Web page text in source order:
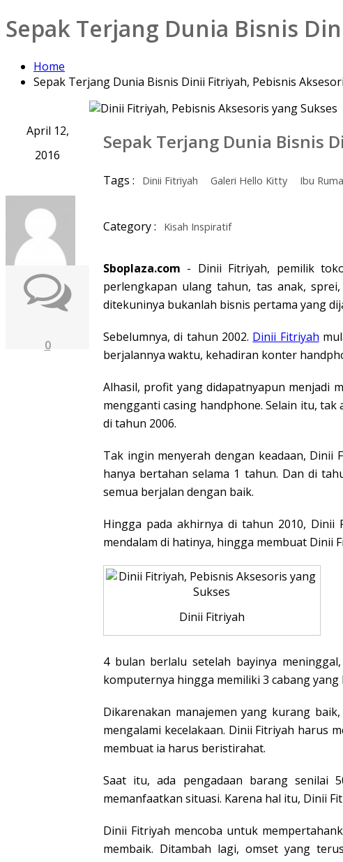
Sepak Terjang Dunia Bisnis
Home
Sepak Terjang Dunia Bisnis Dinii Fitriyah, Pebisnis
April 12,
2016
0
Sepak Terjang Dunia Bisnis
Tags : Dinii Fitriyah Galeri Hello Kitty Ibu
Category : Kisah Inspiratif
Sboplaza.com - Dinii Fitriyah, pemilik
perlengkapan ulang tahun, tas anak,
ditekuninya bukanlah bisnis pertama yang
Sebelumnya, di tahun 2002. Dinii Fitriyah
berjalannya waktu, kehadiran konter
Alhasil, profit yang didapatnyapun menjadi
mengganti casing handphone. Selain itu,
di tahun 2006.
Tak ingin menyerah dengan keadaan,
hanya bertahan selama 1 tahun. Dan di
semua berjalan dengan baik.
Hingga pada akhirnya di tahun 2010,
mendalam di hatinya, hingga membuat Dinii
Dinii Fitriyah
4 bulan berlalu setelah bayinya
komputernya hingga memiliki 3 cabang
Dikarenakan manajemen yang kurang
mengalami kecelakaan. Dinii Fitriyah harus
membuat ia harus beristirahat.
Saat itu, ada pengadaan barang senilai
memanfaatkan situasi. Karena hal itu, Dinii
Dinii Fitriyah mencoba untuk
membaik. Ditambah lagi, omset yang